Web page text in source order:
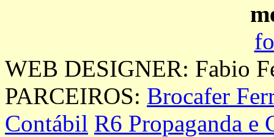
WEB DESIGNER: Fabio
PARCEIROS: Brocafer
Contábil R6 Propaganda e